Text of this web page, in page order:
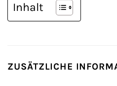
Inhalt
ZUSÄTZLICHE